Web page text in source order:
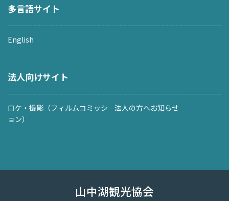
多言語サイト
English
法人向けサイト
ロケ・撮影（フィルムコミッシ
ョン）
法人の方へお知らせ
山中湖観光協会